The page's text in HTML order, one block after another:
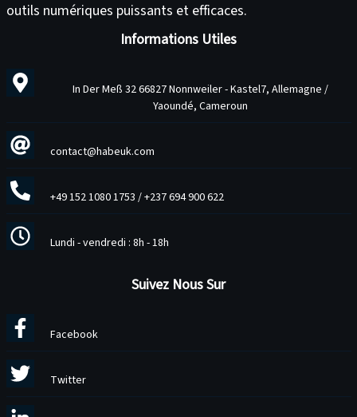
outils numériques puissants et efficaces.
Informations Utiles
In Der Meß 32 66827 Nonnweiler - Kastel7, Allemagne /
Yaoundé, Cameroun
contact@habeuk.com
+49 152 1080 1753 /+237 694 900 622
Lundi - vendredi : 8h - 18h
Suivez Nous Sur
Facebook
Twitter